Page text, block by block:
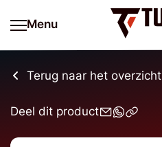
Menu
Terug naar het overzicht
Deel dit product